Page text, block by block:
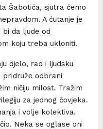
Šabotića, sjutra ćemo
A ćutanje je
bi da ljude od
koju treba ukloniti.
djelo, rad i ljudsku
pridruže odbrani
ničiju milost. Tražim
za jednog čovjeka.
i volje kolektiva.
Neka se oglase oni